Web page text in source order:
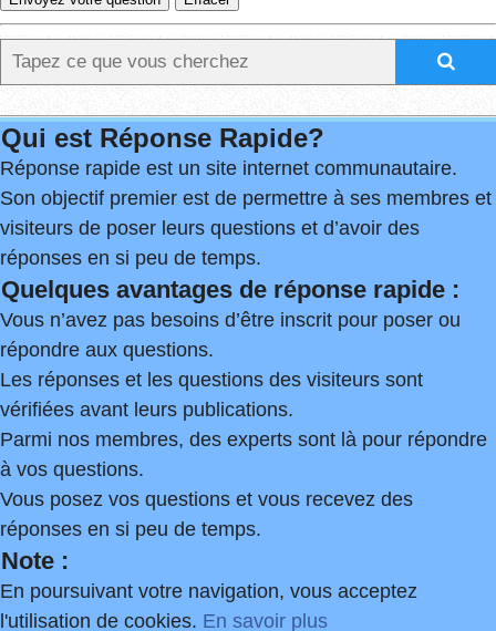
Qui est Réponse Rapide?
Réponse rapide est un site internet communautaire.
Son objectif premier est de permettre à ses membres et
visiteurs de poser leurs questions et d’avoir des
réponses en si peu de temps.
Quelques avantages de réponse rapide :
Vous n’avez pas besoins d’être inscrit pour poser ou
répondre aux questions.
Les réponses et les questions des visiteurs sont
vérifiées avant leurs publications.
Parmi nos membres, des experts sont là pour répondre
à vos questions.
Vous posez vos questions et vous recevez des
réponses en si peu de temps.
Note :
En poursuivant votre navigation, vous acceptez
l'utilisation de cookies. En savoir plus